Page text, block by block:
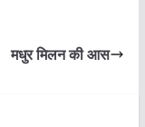
मधुर मिलन की आस